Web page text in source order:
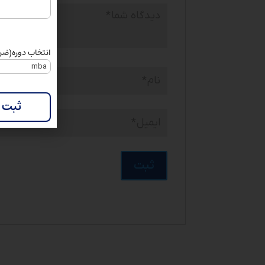
انتخاب دوره